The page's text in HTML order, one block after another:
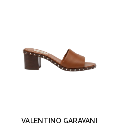
VALENTINO GARAVANI